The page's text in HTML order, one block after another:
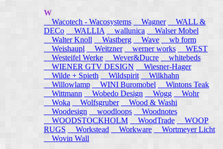
W
Wacotech - Wacosystems
Wagner
WALL &
DECo
WALLIA wallunica
Walser Mobel
Walter Knoll
Wastberg Wave
wb form
Weishaupl
Weitzner werner works
WEST
Westeifel Werke
Wever&Ducre
whitebeds
WIENER GTV DESIGN
Wiesner-Hager
Wilde + Spieth
Wildspirit
Wilkhahn
Willowlamp
WINI Buromobel
Wintons Teak
Wittmann
Wobedo Design Wogg
Wohr
Woka
Wolfsgruber
Wood & Washi
Woodesign
woodloops
Woodnotes
WOODSTOCKHOLM
WoodTrade
WOOP
RUGS
Workstead Workware
Wortmeyer Licht
Wovin Wall